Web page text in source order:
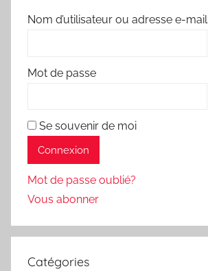
Nom d’utilisateur ou adresse e-mail
Mot de passe
Se souvenir de moi
Mot de passe oublié?
Vous abonner
Catégories